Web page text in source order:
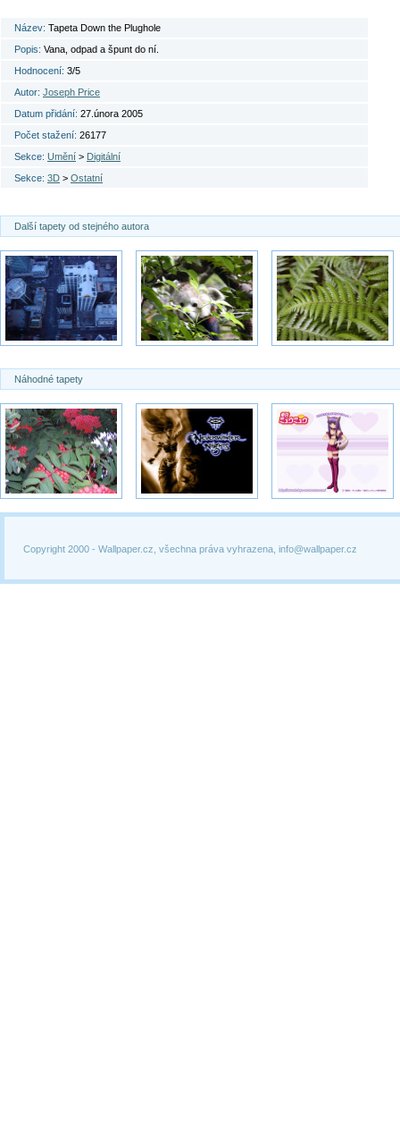
Název: Tapeta Down the Plughole
Popis: Vana, odpad a špunt do ní.
Hodnocení: 3/5
Autor: Joseph Price
Datum přidání: 27.února 2005
Počet stažení: 26177
Sekce: Umění > Digitální
Sekce: 3D > Ostatní
Další tapety od stejného autora
Náhodné tapety
Copyright 2000 - Wallpaper.cz, všechna práva vyhrazena, info@wallpaper.cz